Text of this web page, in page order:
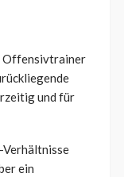
Offensivtrainer
und für
Verhältnisse
ein